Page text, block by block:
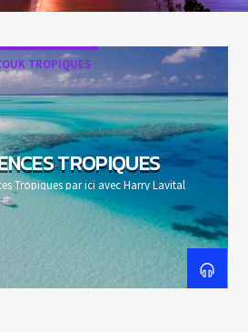
TROPIQUES
TROPIQUES
TROPIQUES
Tropiques par ici avec Harry Lavital